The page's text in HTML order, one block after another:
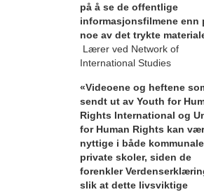
på å se de offentlige
informasjonsfilmene enn
noe av det trykte
Lærer ved Network of
International Studies
«Videoene og heftene
sendt ut av Youth for
Rights International og
for Human Rights kan
nyttige i både
private skoler, siden de
forenkler
slik at dette livsviktige